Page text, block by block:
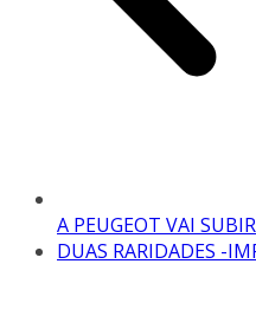
A PEUGEOT VAI
DUAS RARIDADES -